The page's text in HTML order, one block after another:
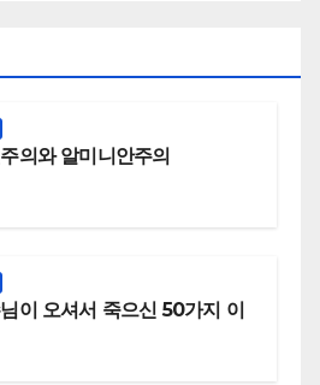
의와 알미니안주의
이 오셔서 죽으신 50가지 이